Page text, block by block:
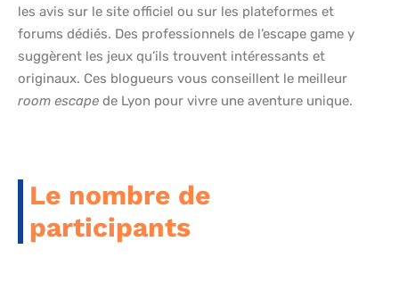
les avis sur le site officiel ou sur les plateformes et
forums dédiés. Des professionnels de l’escape game y
suggèrent les jeux qu’ils trouvent intéressants et
originaux. Ces blogueurs vous conseillent le meilleur
room escape de Lyon pour vivre une aventure unique.
Le nombre de
participants